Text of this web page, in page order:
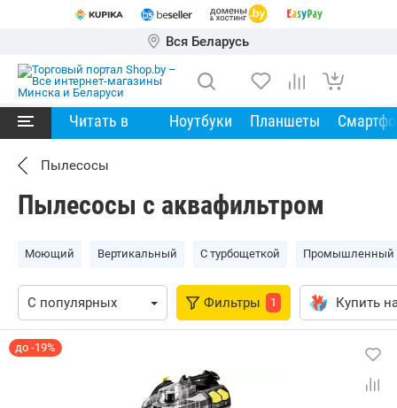
Вся Беларусь
Читать в Ноутбуки Планшеты
Пылесосы
Пылесосы с аквафильтром
Моющий Вертикальный С турбощеткой Промышленный
Фильтры 1 Купить
до -19%